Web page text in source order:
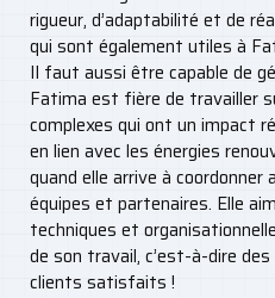
rigueur, d’adaptabilité et de
qui sont également utiles à
Il faut aussi être capable de
Fatima est fière de travailler
complexes qui ont un impact
en lien avec les énergies
quand elle arrive à
équipes et partenaires. Elle
techniques et
de son travail, c’est-à-dire
clients satisfaits !